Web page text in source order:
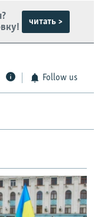
читать >
Follow us